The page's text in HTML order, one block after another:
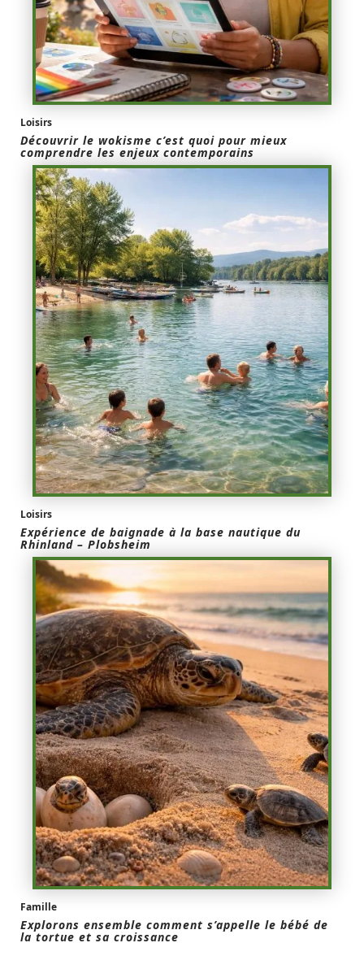
Loisirs
Découvrir le wokisme c’est quoi pour mieux
comprendre les enjeux contemporains
Loisirs
Expérience de baignade à la base nautique du
Rhinland – Plobsheim
Famille
Explorons ensemble comment s’appelle le bébé de
la tortue et sa croissance